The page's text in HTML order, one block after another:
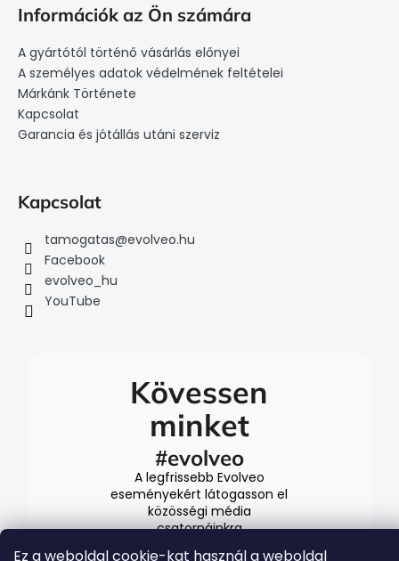
Ez a weboldal cookie-kat használ a weboldal
Információk az Ön számára
A gyártótól történő vásárlás előnyei
A személyes adatok védelmének feltételei
Márkánk Története
Kapcsolat
Garancia és jótállás utáni szerviz
Kapcsolat
tamogatas@evolveo.hu
Facebook
evolveo_hu
YouTube
Kövessen
minket
#evolveo
A legfrissebb Evolveo
eseményekért látogasson el
közösségi média
csatornáinkra